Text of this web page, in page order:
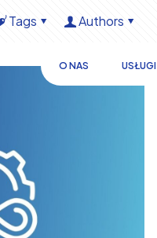
O NAS USŁUGI
Tags Authors